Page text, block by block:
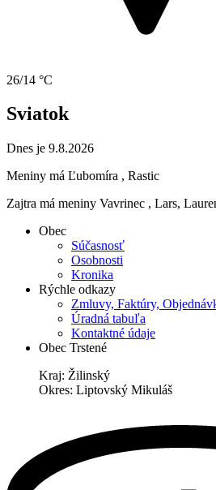
26/14 °C
Sviatok
Dnes je 9.8.2026
Meniny má Ľubomíra , Rastic
Zajtra má meniny Vavrinec , Lars,
Obec
Súčasnosť
Osobnosti
Kronika
Rýchle odkazy
Zmluvy, Faktúry,
Úradná tabuľa
Kontaktné údaje
Obec Trstené
Kraj: Žilinský
Okres: Liptovský Mikuláš